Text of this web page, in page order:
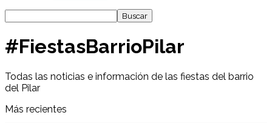
#FiestasBarrioPilar
Todas las noticias e información de las fiestas del barrio
del Pilar
Más recientes